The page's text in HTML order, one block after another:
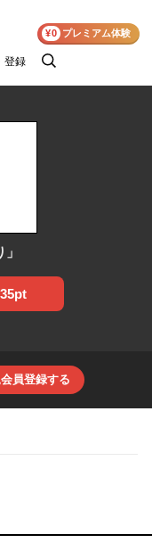
登録
検
¥0 プレミアム体験
員登録する